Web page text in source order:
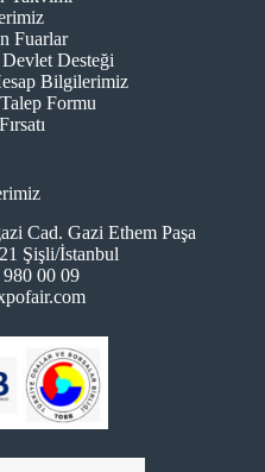
Fuarlar
Devlet Desteği
Bilgilerimiz
Formu
Cad. Gazi Ethem Paşa
Şişli/İstanbul
00 09